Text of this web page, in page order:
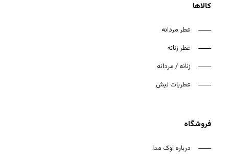
کالاها
عطر مردانه
عطر زنانه
زنانه / مردانه
عطریات نیش
فروشگاه
درباره اوک مدا